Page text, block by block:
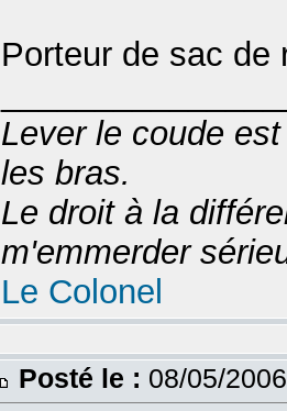
Porteur de sac de
Lever le coude
les bras.
Le droit à la
m'emmerder
Le Colonel
Posté le : 08/05/